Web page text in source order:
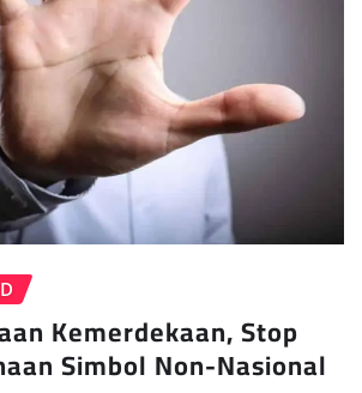
Kemerdekaan, Stop
Simbol Non-Nasional